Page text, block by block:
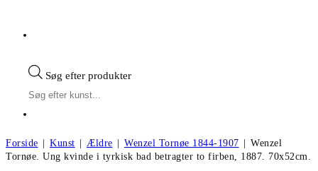
Søg efter produkter
Forside | Kunst | Ældre | Wenzel Tornøe 1844-1907 | Wenzel
Tornøe. Ung kvinde i tyrkisk bad betragter to firben, 1887. 70x52cm.